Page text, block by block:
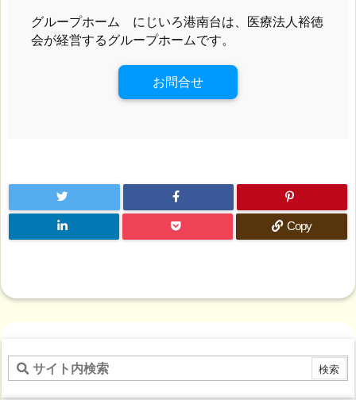
グループホーム にじいろ港南台は、医療法人裕徳
会が経営するグループホームです。
お問合せ
Copy